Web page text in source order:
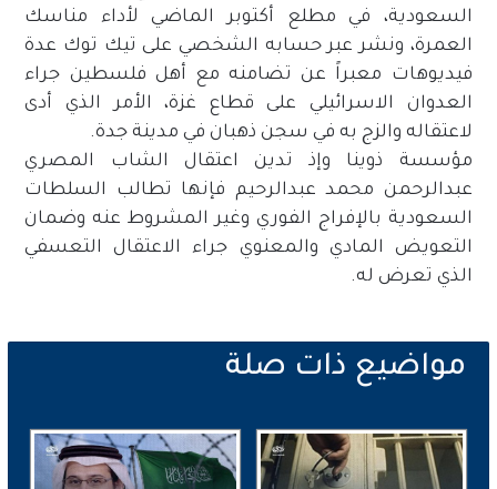
السعودية، في مطلع أكتوبر الماضي لأداء مناسك
العمرة، ونشر عبر حسابه الشخصي على تيك توك عدة
فيديوهات معبراً عن تضامنه مع أهل فلسطين جراء
العدوان الاسرائيلي على قطاع غزة، الأمر الذي أدى
لاعتقاله والزج به في سجن ذهبان في مدينة جدة.
مؤسسة ذوينا وإذ تدين اعتقال الشاب المصري
عبدالرحمن محمد عبدالرحيم فإنها تطالب السلطات
السعودية بالإفراج الفوري وغير المشروط عنه وضمان
التعويض المادي والمعنوي جراء الاعتقال التعسفي
الذي تعرض له.